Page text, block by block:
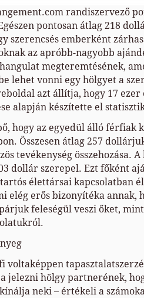
randiszervező
pontosan átlag 218
szerencsés emberként
az apróbb-nagyobb
megteremtésének,
lehet vonni egy hölgyet a
azt állítja, hogy 17 ezer
alapján készítette el
hogy az egyedül álló férfiak
Összesen átlag 257
tevékenység összehozása.
dollár szerepel. Ezt főként
élettársai kapcsolatban
elég erős bizonyítéka annak,
feleségül veszi őket,
voltaképpen
jelezni hölgy partnerének,
neki – értékeli a